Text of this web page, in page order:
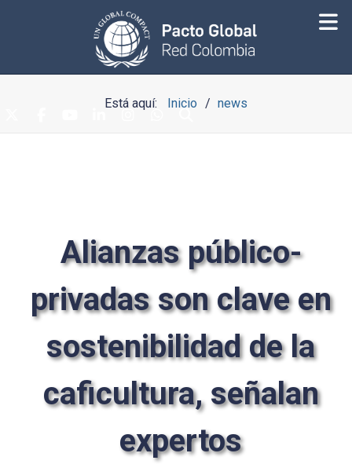
Está aquí: Inicio news
Alianzas público-
privadas son clave en
sostenibilidad de la
caficultura, señalan
expertos